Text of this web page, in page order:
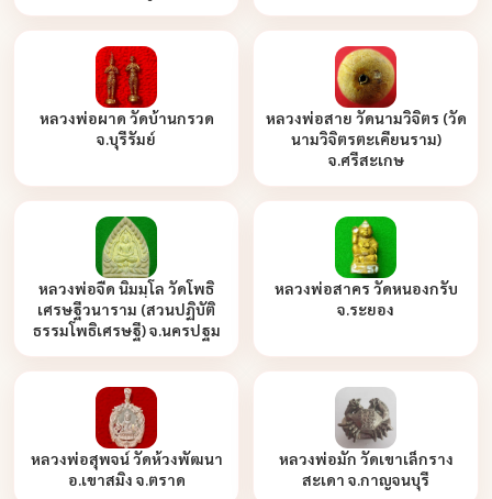
หลวงพ่อผาด วัดบ้านกรวด
จ.บุรีรัมย์
หลวงพ่อสาย วัดนามวิจิตร (วัด
นามวิจิตรตะเคียนราม)
จ.ศรีสะเกษ
หลวงพ่อจืด นิมมฺโล วัดโพธิ
เศรษฐีวนาราม (สวนปฏิบัติ
ธรรมโพธิเศรษฐี) จ.นครปฐม
หลวงพ่อสาคร วัดหนองกรับ
จ.ระยอง
หลวงพ่อสุพจน์ วัดห้วงพัฒนา
อ.เขาสมิง จ.ตราด
หลวงพ่อมัก วัดเขาเล็กราง
สะเดา จ.กาญจนบุรี